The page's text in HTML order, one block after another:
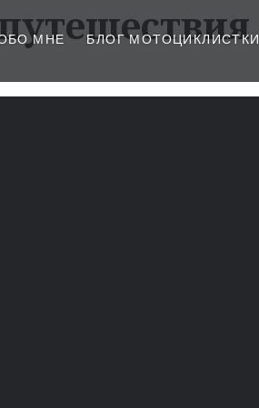
МНЕ БЛОГ МОТОЦИКЛИСТКИ